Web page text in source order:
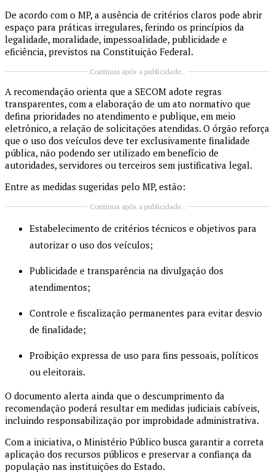
De acordo com o MP, a ausência de critérios claros pode abrir
espaço para práticas irregulares, ferindo os princípios da
legalidade, moralidade, impessoalidade, publicidade e
eficiência, previstos na Constituição Federal.
Continua após a publicidade..
A recomendação orienta que a SECOM adote regras
transparentes, com a elaboração de um ato normativo que
defina prioridades no atendimento e publique, em meio
eletrônico, a relação de solicitações atendidas. O órgão reforça
que o uso dos veículos deve ter exclusivamente finalidade
pública, não podendo ser utilizado em benefício de
autoridades, servidores ou terceiros sem justificativa legal.
Entre as medidas sugeridas pelo MP, estão:
Continua após a publicidade..
Estabelecimento de critérios técnicos e objetivos para
autorizar o uso dos veículos;
Publicidade e transparência na divulgação dos
atendimentos;
Controle e fiscalização permanentes para evitar desvio
de finalidade;
Proibição expressa de uso para fins pessoais, políticos
ou eleitorais.
O documento alerta ainda que o descumprimento da
recomendação poderá resultar em medidas judiciais cabíveis,
incluindo responsabilização por improbidade administrativa.
Com a iniciativa, o Ministério Público busca garantir a correta
aplicação dos recursos públicos e preservar a confiança da
população nas instituições do Estado.